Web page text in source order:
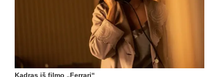
Kadras iš filmo „Ferrari“